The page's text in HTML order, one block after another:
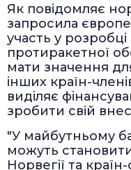
Як повідомляє
запросила
участь у
протиракетної
мати значення
інших країн-
виділяє
зробити свій
"У майбутньому
можуть
Норвегії та